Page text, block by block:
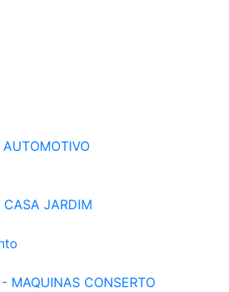
CASA JARDIM
- MAQUINAS CONSERTO